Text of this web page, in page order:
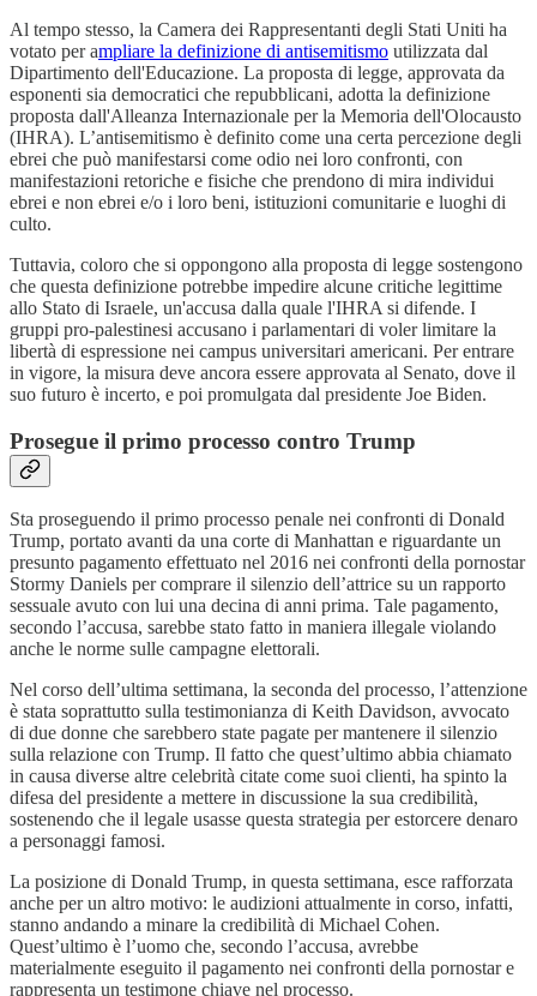
Al tempo stesso, la Camera dei Rappresentanti degli Stati Uniti ha
votato per ampliare la definizione di antisemitismo utilizzata dal
Dipartimento dell'Educazione. La proposta di legge, approvata da
esponenti sia democratici che repubblicani, adotta la definizione
proposta dall'Alleanza Internazionale per la Memoria dell'Olocausto
(IHRA). L’antisemitismo è definito come una certa percezione degli
ebrei che può manifestarsi come odio nei loro confronti, con
manifestazioni retoriche e fisiche che prendono di mira individui
ebrei e non ebrei e/o i loro beni, istituzioni comunitarie e luoghi di
culto.
Tuttavia, coloro che si oppongono alla proposta di legge sostengono
che questa definizione potrebbe impedire alcune critiche legittime
allo Stato di Israele, un'accusa dalla quale l'IHRA si difende. I
gruppi pro-palestinesi accusano i parlamentari di voler limitare la
libertà di espressione nei campus universitari americani. Per entrare
in vigore, la misura deve ancora essere approvata al Senato, dove il
suo futuro è incerto, e poi promulgata dal presidente Joe Biden.
Prosegue il primo processo contro Trump
Sta proseguendo il primo processo penale nei confronti di Donald
Trump, portato avanti da una corte di Manhattan e riguardante un
presunto pagamento effettuato nel 2016 nei confronti della pornostar
Stormy Daniels per comprare il silenzio dell’attrice su un rapporto
sessuale avuto con lui una decina di anni prima. Tale pagamento,
secondo l’accusa, sarebbe stato fatto in maniera illegale violando
anche le norme sulle campagne elettorali.
Nel corso dell’ultima settimana, la seconda del processo, l’attenzione
è stata soprattutto sulla testimonianza di Keith Davidson, avvocato
di due donne che sarebbero state pagate per mantenere il silenzio
sulla relazione con Trump. Il fatto che quest’ultimo abbia chiamato
in causa diverse altre celebrità citate come suoi clienti, ha spinto la
difesa del presidente a mettere in discussione la sua credibilità,
sostenendo che il legale usasse questa strategia per estorcere denaro
a personaggi famosi.
La posizione di Donald Trump, in questa settimana, esce rafforzata
anche per un altro motivo: le audizioni attualmente in corso, infatti,
stanno andando a minare la credibilità di Michael Cohen.
Quest’ultimo è l’uomo che, secondo l’accusa, avrebbe
materialmente eseguito il pagamento nei confronti della pornostar e
rappresenta un testimone chiave nel processo.